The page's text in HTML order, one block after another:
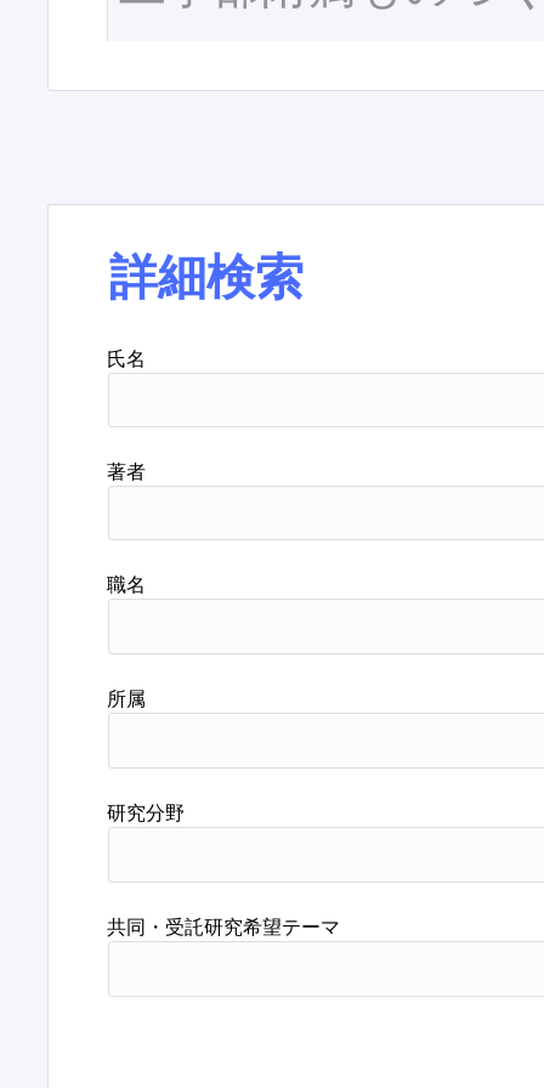
詳細検索
氏名
著者
職名
所属
研究分野
共同・受託研究希望テーマ